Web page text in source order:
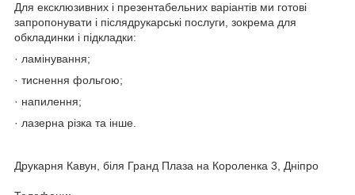
Для ексклюзивних і презентабельних варіантів ми готові
запропонувати і післядрукарські послуги, зокрема для
обкладинки і підкладки:
· ламінування;
· тиснення фольгою;
· напилення;
· лазерна різка та інше.
Друкарня Кавун, біля Гранд Плаза на Короленка 3, Дніпро